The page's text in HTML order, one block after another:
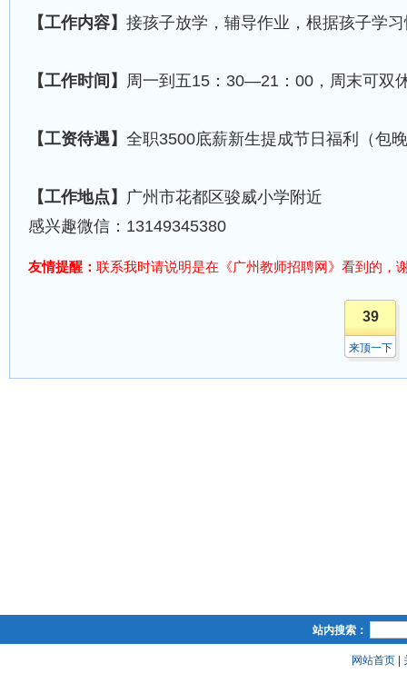
【工作内容】 接孩子放学，辅导作业，根据孩子学
【工作时间】 周一到五15：30—21：00，周末可双
【工资待遇】 全职3500底薪新生提成节日福利（包
【工作地点】 广州市花都区骏威小学附近
感兴趣微信：13149345380
友情提醒： 联系我时请说明是在《广州教师招聘网》看到的，
39
来顶一下
站内搜索：
网站首页